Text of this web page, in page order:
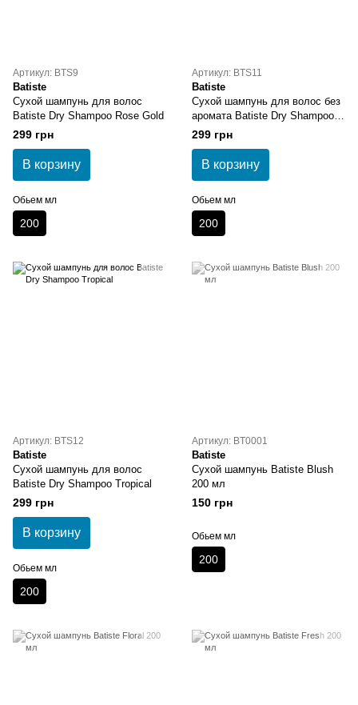
Артикул: BTS9
Batiste
Сухой шампунь для волос
Batiste Dry Shampoo Rose Gold
299 грн
В корзину
Обьем мл
200
Артикул: BTS11
Batiste
Сухой шампунь для волос без
аромата Batiste Dry Shampoo
Sensitive Scalp
299 грн
В корзину
Обьем мл
200
Артикул: BTS12
Batiste
Сухой шампунь для волос
Batiste Dry Shampoo Tropical
299 грн
В корзину
Обьем мл
200
Артикул: BT0001
Batiste
Сухой шампунь Batiste Blush
200 мл
150 грн
Обьем мл
200